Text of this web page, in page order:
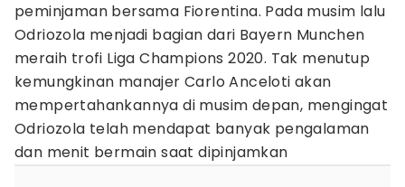
peminjaman bersama Fiorentina. Pada musim lalu
Odriozola menjadi bagian dari Bayern Munchen
meraih trofi Liga Champions 2020. Tak menutup
kemungkinan manajer Carlo Anceloti akan
mempertahankannya di musim depan, mengingat
Odriozola telah mendapat banyak pengalaman
dan menit bermain saat dipinjamkan